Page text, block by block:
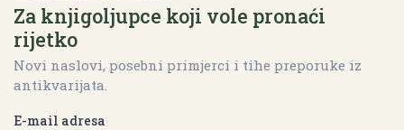
Za knjigoljupce koji vole pronaći
rijetko
Novi naslovi, posebni primjerci i tihe preporuke iz
antikvarijata.
E-mail adresa